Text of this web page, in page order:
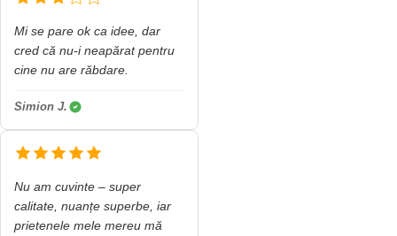
Mi se pare ok ca idee, dar
cred că nu-i neapărat pentru
cine nu are răbdare.
Simion J.
Nu am cuvinte – super
calitate, nuanțe superbe, iar
prietenele mele mereu mă